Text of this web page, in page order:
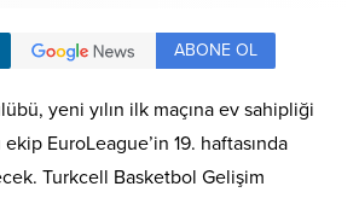
ABONE OL
yeni yılın ilk maçına ev sahipliği
EuroLeague’in 19. haftasında
Turkcell Basketbol Gelişim